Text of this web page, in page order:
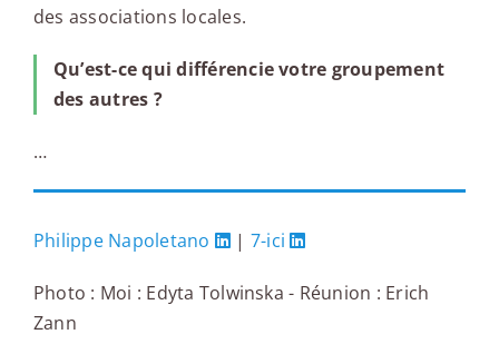
des associations locales.
Qu’est-ce qui différencie votre groupement
des autres ?
…
Philippe Napoletano | 7-ici
Photo : Moi : Edyta Tolwinska - Réunion : Erich
Zann